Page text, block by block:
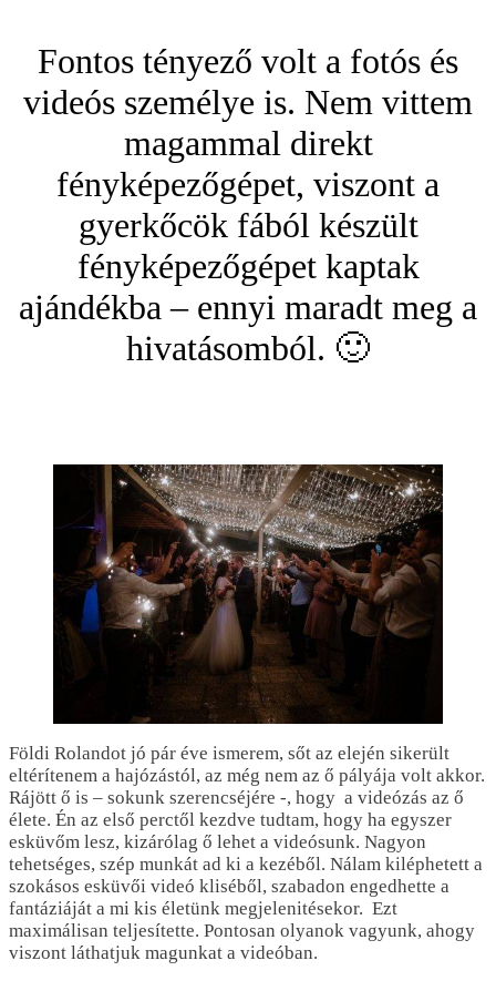
Fontos tényező volt a fotós és
videós személye is. Nem vittem
magammal direkt
fényképezőgépet, viszont a
gyerkőcök fából készült
fényképezőgépet kaptak
ajándékba – ennyi maradt meg a
hivatásomból. 🙂
Földi Rolandot jó pár éve ismerem, sőt az elején sikerült
eltérítenem a hajózástól, az még nem az ő pályája volt akkor.
Rájött ő is – sokunk szerencséjére -, hogy a videózás az ő
élete. Én az első perctől kezdve tudtam, hogy ha egyszer
esküvőm lesz, kizárólag ő lehet a videósunk. Nagyon
tehetséges, szép munkát ad ki a kezéből. Nálam kiléphetett a
szokásos esküvői videó kliséből, szabadon engedhette a
fantáziáját a mi kis életünk megjelenitésekor. Ezt
maximálisan teljesítette. Pontosan olyanok vagyunk, ahogy
viszont láthatjuk magunkat a videóban.